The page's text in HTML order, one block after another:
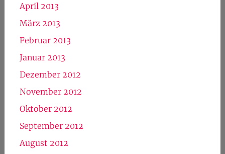
April 2013
März 2013
Februar 2013
Januar 2013
Dezember 2012
November 2012
Oktober 2012
September 2012
August 2012